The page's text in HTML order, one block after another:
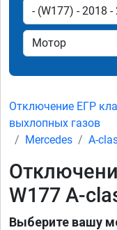
Отключение ЕГР
выхлопных газов
Mercedes
A-
W177 A-
Выберите вашу